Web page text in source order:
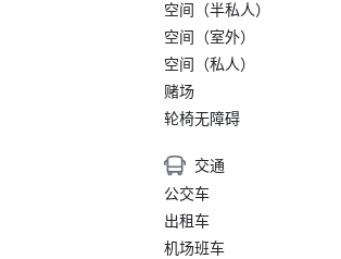
空间（半私人）
空间（室外）
空间（私人）
赌场
轮椅无障碍
交通
公交车
出租车
机场班车